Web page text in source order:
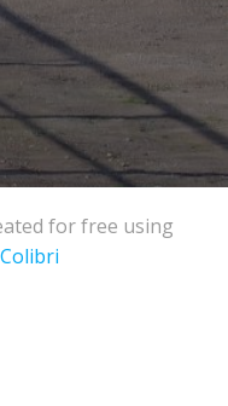
for free using
Colibri